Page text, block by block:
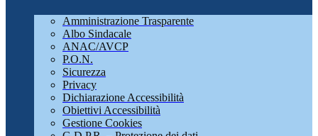
Amministrazione Trasparente
Albo Sindacale
ANAC/AVCP
P.O.N.
Sicurezza
Privacy
Dichiarazione Accessibilità
Obiettivi Accessibilità
Gestione Cookies